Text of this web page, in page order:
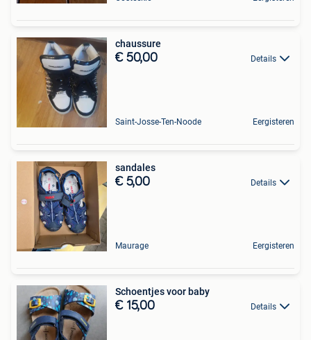
chaussure
€ 50,00 Details
Saint-Josse-Ten-Noode Eergisteren
sandales
€ 5,00 Details
Maurage Eergisteren
Schoentjes voor baby
€ 15,00 Details